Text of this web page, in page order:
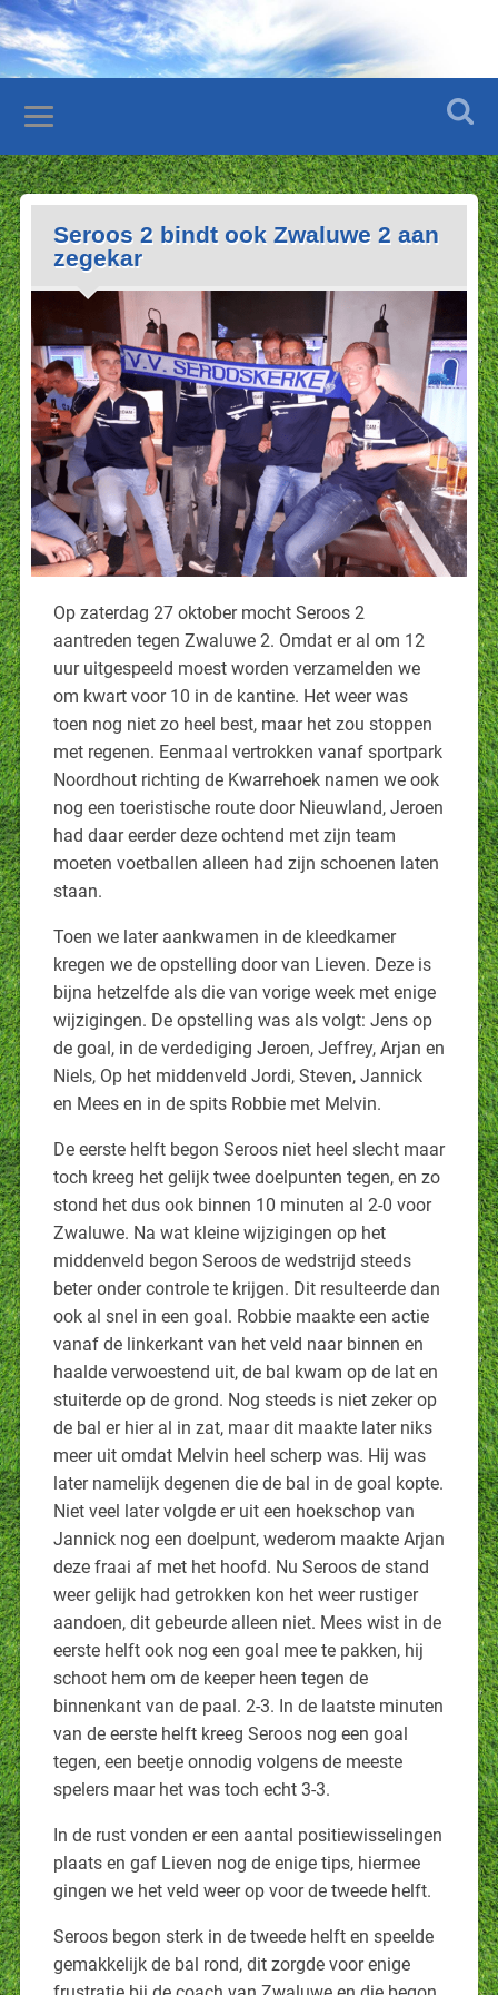
Seroos 2 bindt ook Zwaluwe 2 aan
zegekar
Op zaterdag 27 oktober mocht Seroos 2
aantreden tegen Zwaluwe 2. Omdat er al om 12
uur uitgespeeld moest worden verzamelden we
om kwart voor 10 in de kantine. Het weer was
toen nog niet zo heel best, maar het zou stoppen
met regenen. Eenmaal vertrokken vanaf sportpark
Noordhout richting de Kwarrehoek namen we ook
nog een toeristische route door Nieuwland, Jeroen
had daar eerder deze ochtend met zijn team
moeten voetballen alleen had zijn schoenen laten
staan.
Toen we later aankwamen in de kleedkamer
kregen we de opstelling door van Lieven. Deze is
bijna hetzelfde als die van vorige week met enige
wijzigingen. De opstelling was als volgt: Jens op
de goal, in de verdediging Jeroen, Jeffrey, Arjan en
Niels, Op het middenveld Jordi, Steven, Jannick
en Mees en in de spits Robbie met Melvin.
De eerste helft begon Seroos niet heel slecht maar
toch kreeg het gelijk twee doelpunten tegen, en zo
stond het dus ook binnen 10 minuten al 2-0 voor
Zwaluwe. Na wat kleine wijzigingen op het
middenveld begon Seroos de wedstrijd steeds
beter onder controle te krijgen. Dit resulteerde dan
ook al snel in een goal. Robbie maakte een actie
vanaf de linkerkant van het veld naar binnen en
haalde verwoestend uit, de bal kwam op de lat en
stuiterde op de grond. Nog steeds is niet zeker op
de bal er hier al in zat, maar dit maakte later niks
meer uit omdat Melvin heel scherp was. Hij was
later namelijk degenen die de bal in de goal kopte.
Niet veel later volgde er uit een hoekschop van
Jannick nog een doelpunt, wederom maakte Arjan
deze fraai af met het hoofd. Nu Seroos de stand
weer gelijk had getrokken kon het weer rustiger
aandoen, dit gebeurde alleen niet. Mees wist in de
eerste helft ook nog een goal mee te pakken, hij
schoot hem om de keeper heen tegen de
binnenkant van de paal. 2-3. In de laatste minuten
van de eerste helft kreeg Seroos nog een goal
tegen, een beetje onnodig volgens de meeste
spelers maar het was toch echt 3-3.
In de rust vonden er een aantal positiewisselingen
plaats en gaf Lieven nog de enige tips, hiermee
gingen we het veld weer op voor de tweede helft.
Seroos begon sterk in de tweede helft en speelde
gemakkelijk de bal rond, dit zorgde voor enige